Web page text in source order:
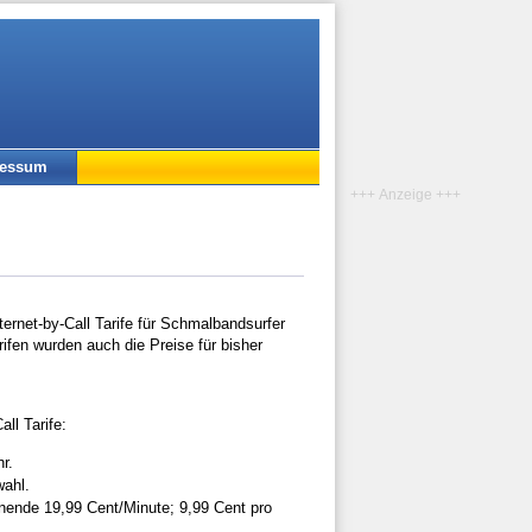
by-Call Tarife für Schmalbandsurfer
wurden auch die Preise für bisher
Tarife:
19,99 Cent/Minute; 9,99 Cent pro
+++ Anzeige +++